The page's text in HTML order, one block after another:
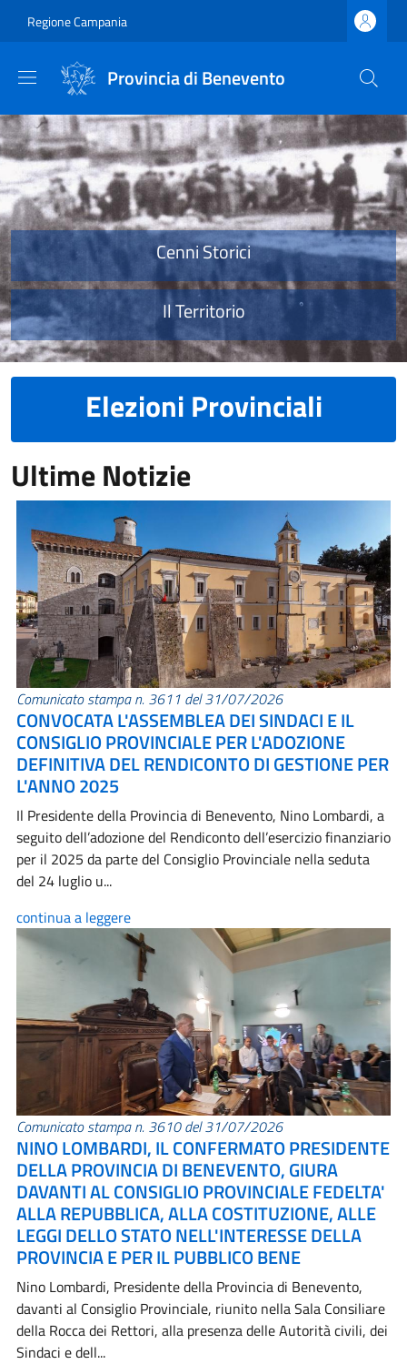
Regione Campania
Provincia di Benevento
Provincia di Benevento
Cenni Storici
Il Territorio
Elezioni Provinciali
Ultime Notizie
Comunicato stampa n. 3611 del 31/07/2026
CONVOCATA L'ASSEMBLEA DEI SINDACI E IL
CONSIGLIO PROVINCIALE PER L'ADOZIONE
DEFINITIVA DEL RENDICONTO DI GESTIONE PER
L'ANNO 2025
Il Presidente della Provincia di Benevento, Nino Lombardi, a
seguito dell’adozione del Rendiconto dell’esercizio finanziario
per il 2025 da parte del Consiglio Provinciale nella seduta
del 24 luglio u...
continua a leggere
Comunicato stampa n. 3610 del 31/07/2026
NINO LOMBARDI, IL CONFERMATO PRESIDENTE
DELLA PROVINCIA DI BENEVENTO, GIURA
DAVANTI AL CONSIGLIO PROVINCIALE FEDELTA'
ALLA REPUBBLICA, ALLA COSTITUZIONE, ALLE
LEGGI DELLO STATO NELL'INTERESSE DELLA
PROVINCIA E PER IL PUBBLICO BENE
Nino Lombardi, Presidente della Provincia di Benevento,
davanti al Consiglio Provinciale, riunito nella Sala Consiliare
della Rocca dei Rettori, alla presenza delle Autorità civili, dei
Sindaci e dell...